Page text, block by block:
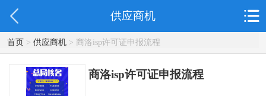
供应商机
首页> 供应商机> 商洛isp许可证申报流程
商洛isp许可证申报流程